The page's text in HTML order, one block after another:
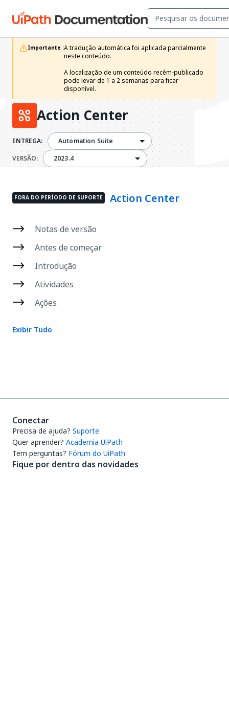
Importante :A tradução automática foi aplicada parcialmente
neste conteúdo.
A localização de um conteúdo recém-publicado
pode levar de 1 a 2 semanas para ficar
disponível.
Action Center
ENTREGA:
Automation Suite
VERSÃO:2023.42023.4
FORA DO PERÍODO DE SUPORTE Action Center
Notas de versão
Antes de começar
Introdução
Atividades
Ações
Exibir Tudo
Conectar
Precisa de ajuda? Suporte
Quer aprender? Academia UiPath
Tem perguntas? Fórum do UiPath
Fique por dentro das novidades